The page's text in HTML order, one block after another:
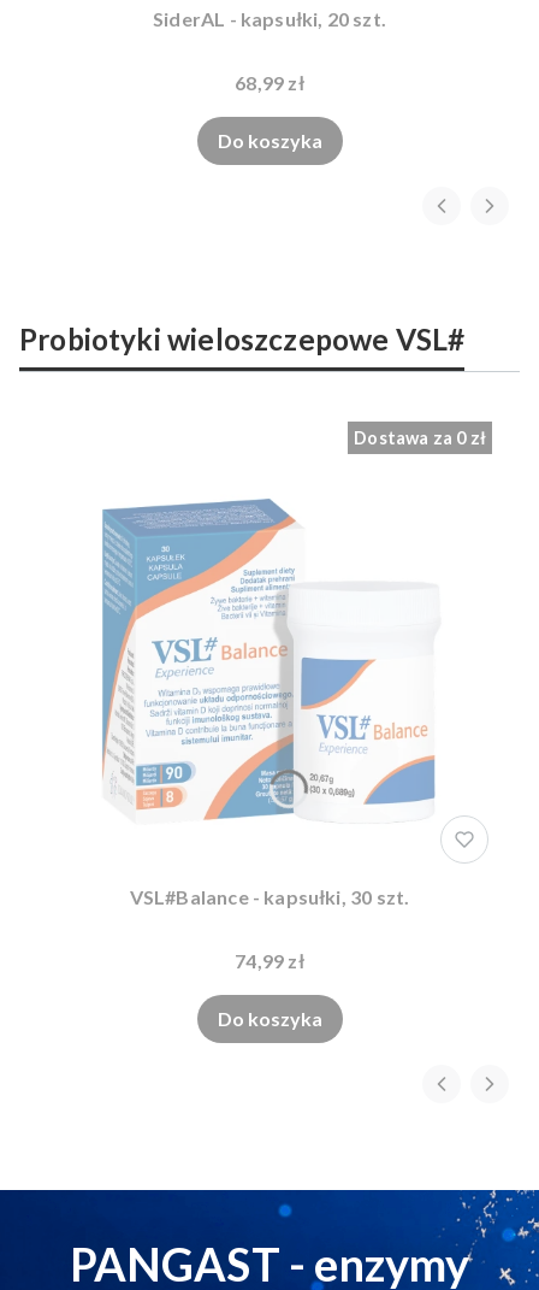
SiderAL - kapsułki, 20 szt.
68,99 zł
Do koszyka
Probiotyki wieloszczepowe VSL#
VSL#Balance - kapsułki, 30 szt.
74,99 zł
Do koszyka
PANGAST - enzymy